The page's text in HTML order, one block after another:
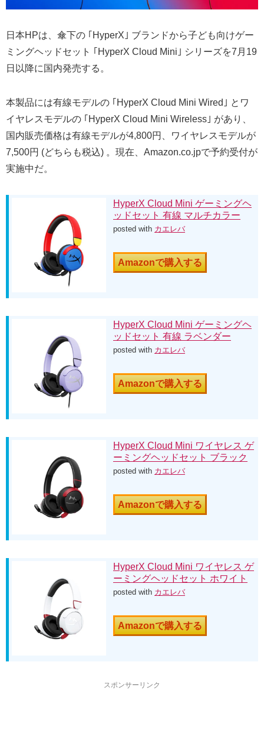
日本HPは、傘下の ｢HyperX｣ ブランドから子ども向けゲー
ミングヘッドセット ｢HyperX Cloud Mini｣ シリーズを7月19
日以降に国内発売する。
本製品には有線モデルの ｢HyperX Cloud Mini Wired｣ とワ
イヤレスモデルの ｢HyperX Cloud Mini Wireless｣ があり、
国内販売価格は有線モデルが4,800円、ワイヤレスモデルが
7,500円 (どちらも税込) 。現在、Amazon.co.jpで予約受付が
実施中だ。
HyperX Cloud Mini ゲーミングヘ
ッドセット 有線 マルチカラー
posted with カエレバ
Amazonで購入する
HyperX Cloud Mini ゲーミングヘ
ッドセット 有線 ラベンダー
posted with カエレバ
Amazonで購入する
HyperX Cloud Mini ワイヤレス ゲ
ーミングヘッドセット ブラック
posted with カエレバ
Amazonで購入する
HyperX Cloud Mini ワイヤレス ゲ
ーミングヘッドセット ホワイト
posted with カエレバ
Amazonで購入する
スポンサーリンク